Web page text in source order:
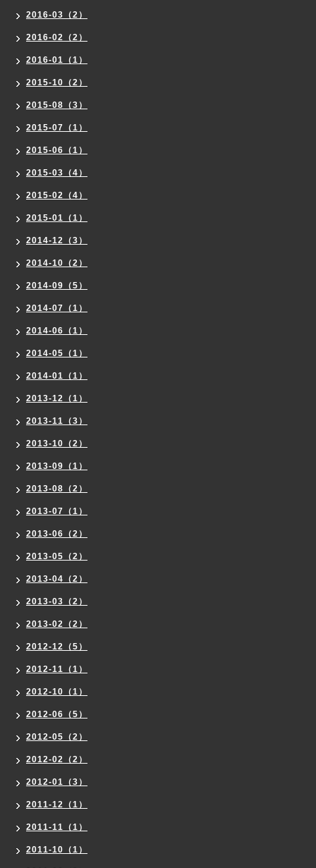
2016-03（2）
2016-02（2）
2016-01（1）
2015-10（2）
2015-08（3）
2015-07（1）
2015-06（1）
2015-03（4）
2015-02（4）
2015-01（1）
2014-12（3）
2014-10（2）
2014-09（5）
2014-07（1）
2014-06（1）
2014-05（1）
2014-01（1）
2013-12（1）
2013-11（3）
2013-10（2）
2013-09（1）
2013-08（2）
2013-07（1）
2013-06（2）
2013-05（2）
2013-04（2）
2013-03（2）
2013-02（2）
2012-12（5）
2012-11（1）
2012-10（1）
2012-06（5）
2012-05（2）
2012-02（2）
2012-01（3）
2011-12（1）
2011-11（1）
2011-10（1）